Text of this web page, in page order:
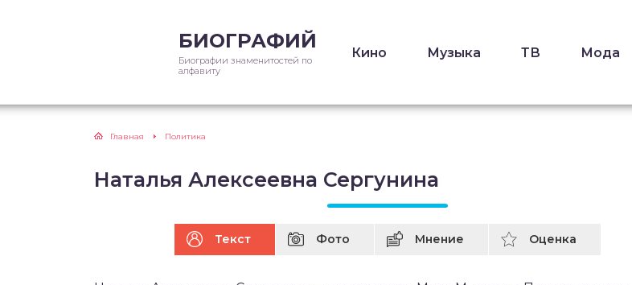
БИОГРАФИЙ
Биографии знаменитостей по
алфавиту
Кино Музыка ТВ Мода
Главная Политика
Наталья Алексеевна Сергунина
Текст Фото Мнение Оценка